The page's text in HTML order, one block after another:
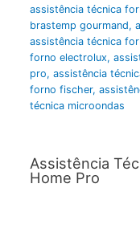
assistência técnica
brastemp gourmand,
assistência técnica
forno electrolux,
pro, assistência
forno fischer,
técnica microondas
Assistência
Home Pro